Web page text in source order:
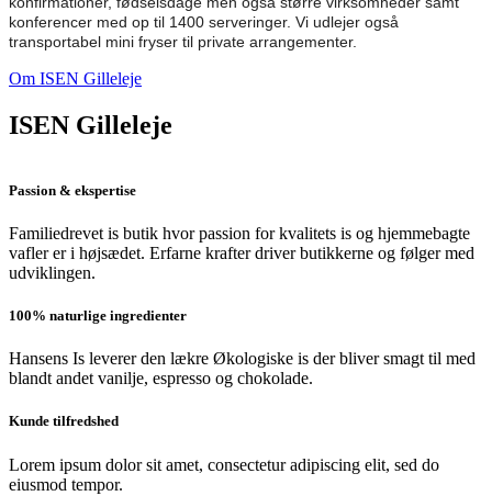
konferencer med op til 1400 serveringer. Vi udlejer også
transportabel mini fryser til private arrangementer.
Om ISEN Gilleleje
ISEN Gilleleje
Passion & ekspertise
Familiedrevet is butik hvor passion for kvalitets is og hjemmebagte
vafler er i højsædet. Erfarne krafter driver butikkerne og følger med
udviklingen.
100% naturlige ingredienter
Hansens Is leverer den lækre Økologiske is der bliver smagt til med
blandt andet vanilje, espresso og chokolade.
Kunde tilfredshed
Lorem ipsum dolor sit amet, consectetur adipiscing elit, sed do
eiusmod tempor.